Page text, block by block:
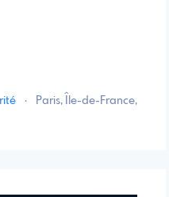
·
Paris, Île-de-France,